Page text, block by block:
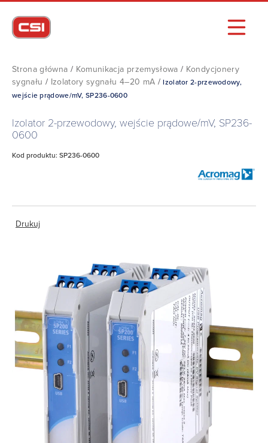
Strona główna / Komunikacja przemysłowa / Kondycjonery
sygnału / Izolatory sygnału 4–20 mA /Izolator 2-przewodowy,
wejście prądowe/mV, SP236-0600
Izolator 2-przewodowy, wejście prądowe/mV, SP236-
0600
Kod produktu: SP236-0600
Drukuj